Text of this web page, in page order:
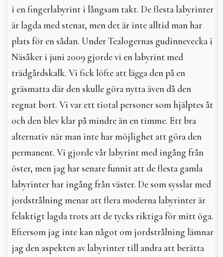
i en fingerlabyrint i långsam takt. De flesta labyrinter
är lagda med stenar, men det är inte alltid man har
plats för en sådan. Under Tealogernas gudinnevecka i
Näsåker i juni 2009 gjorde vi en labyrint med
trädgårdskalk. Vi fick löfte att lägga den på en
gräsmatta där den skulle göra nytta även då den
regnat bort. Vi var ett tiotal personer som hjälptes åt
och den blev klar på mindre än en timme. Ett bra
alternativ när man inte har möjlighet att göra den
permanent. Vi gjorde vår labyrint med ingång från
öster, men jag har senare funnit att de flesta gamla
labyrinter har ingång från väster. De som sysslar med
jordstrålning menar att flera moderna labyrinter är
felaktigt lagda trots att de tycks riktiga för mitt öga.
Eftersom jag inte kan något om jordstrålning lämnar
jag den aspekten av labyrinter till andra att berätta